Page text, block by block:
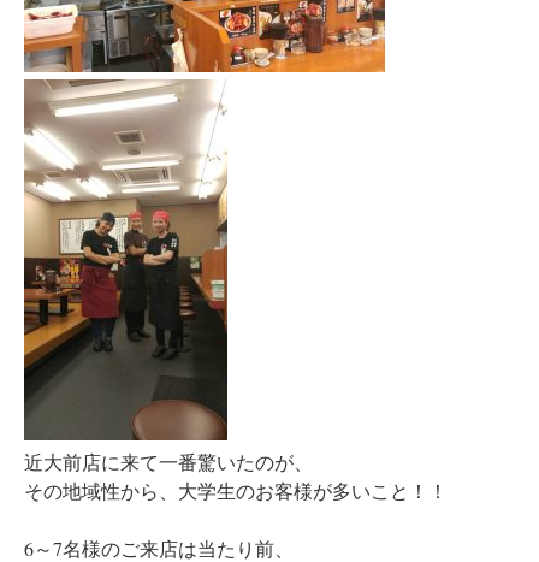
近大前店に来て一番驚いたのが、
その地域性から、大学生のお客様が多いこと！！
6～7名様のご来店は当たり前、